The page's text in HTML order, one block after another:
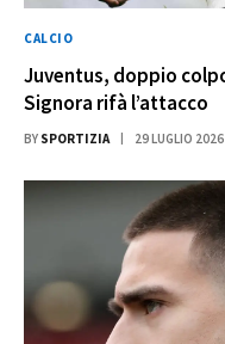
CALCIO
Juventus, doppio
Signora rifà l’attacco
BY SPORTIZIA 29 LUGLIO 2026